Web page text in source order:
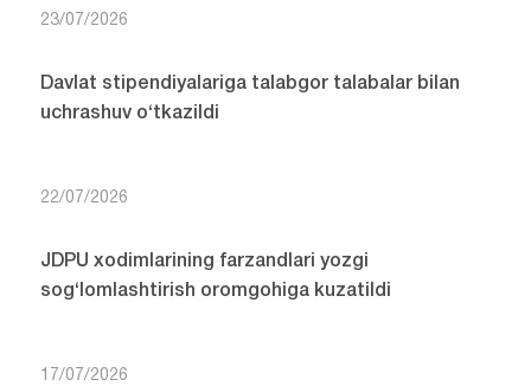
23/07/2026
Davlat stipendiyalariga talabgor talabalar bilan
uchrashuv o‘tkazildi
22/07/2026
JDPU xodimlarining farzandlari yozgi
sog‘lomlashtirish oromgohiga kuzatildi
17/07/2026